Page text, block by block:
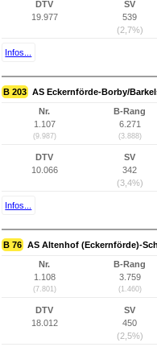
DTV
19.977
SV
539
(2,7%)
Infos...
B 203 AS Eckernförde-Borby/
Nr.
1.107
(9.987)
B-Rang
6.271
(3.888)
DTV
10.066
SV
342
(3,4%)
Infos...
B 76 AS Altenhof (Eckernförde)-
Nr.
1.108
(7.801)
B-Rang
3.759
(1.460)
DTV
18.012
SV
450
(2,5%)